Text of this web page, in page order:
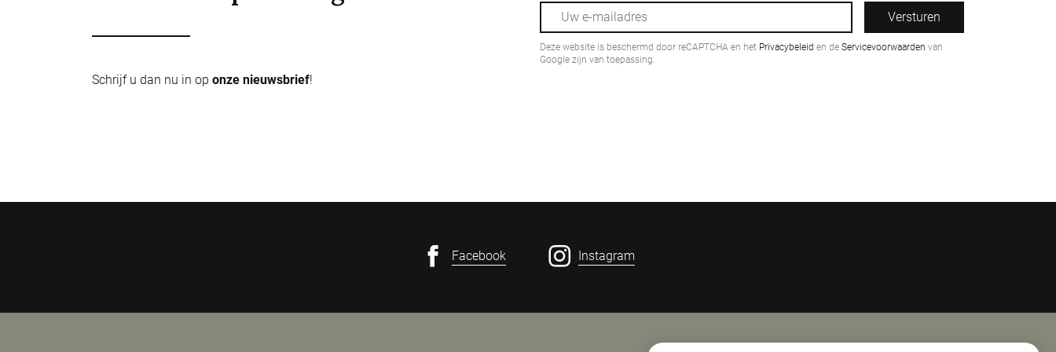
Schrijf u dan nu in op onze nieuwsbrief!
Versturen
Deze website is beschermd door reCAPTCHA en het Privacybeleid en de Servicevoorwaarden van
Google zijn van toepassing.
Facebook Instagram